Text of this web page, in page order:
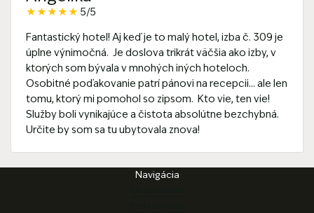
★★★★★ 5/5
Fantastický hotel! Aj keď je to malý hotel, izba č. 309 je
úplne výnimočná. Je doslova trikrát väčšia ako izby, v
ktorých som bývala v mnohých iných hoteloch.
Osobitné poďakovanie patrí pánovi na recepcii... ale len
tomu, ktorý mi pomohol so zipsom. Kto vie, ten vie!
Služby boli vynikajúce a čistota absolútne bezchybná.
Určite by som sa tu ubytovala znova!
Navigácia